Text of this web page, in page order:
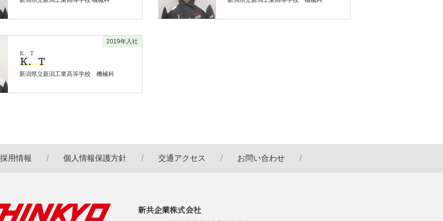
Ｋ．Ｔ
Ｋ．Ｔ
新潟県立新潟工業高等学校 機械科
2019年入社
採用情報 個人情報保護方針 交通アクセス お問い合わせ
新共企業株式会社